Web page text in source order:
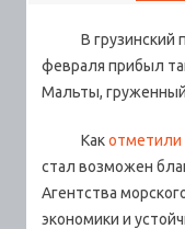
В грузинский
февраля прибыл
Мальты,
Какотметили
стал возможен
Агентства
экономики и